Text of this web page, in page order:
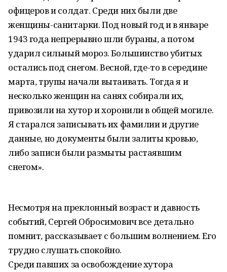
офицеров и солдат. Среди них были две
женщины-санитарки. Под новый год и в январе
1943 года непрерывно шли бураны, а потом
ударил сильный мороз. Большинство убитых
остались под снегом. Весной, где-то в середине
марта, трупы начали вытаивать. Тогда я и
несколько женщин на санях собирали их,
привозили на хутор и хоронили в общей могиле.
Я старался записывать их фамилии и другие
данные, но документы были залиты кровью,
либо записи были размыты растаявшим
снегом».
Несмотря на преклонный возраст и давность
событий, Сергей Обросимович все детально
помнит, рассказывает с большим волнением. Его
трудно слушать спокойно.
Среди павших за освобождение хутора